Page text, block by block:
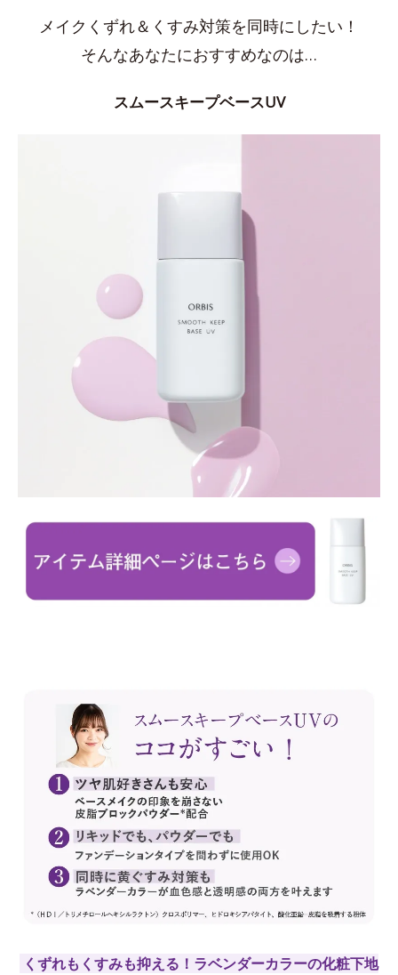
メイクくずれ＆くすみ対策を同時にしたい！
そんなあなたにおすすめなのは…
スムースキープベースUV
くずれもくすみも抑える！ラベンダーカラーの化粧下地